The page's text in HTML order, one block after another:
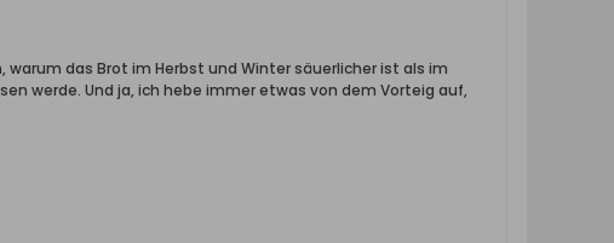
das Brot im Herbst und Winter säuerlicher ist als im
werde. Und ja, ich hebe immer etwas von dem Vorteig auf,